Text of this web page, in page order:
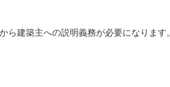
建築主への説明義務が必要になります。